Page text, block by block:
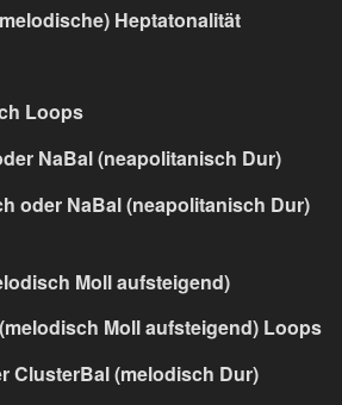
Heptatonalität
Loops
NaBal (neapolitanisch Dur)
oder NaBal (neapolitanisch Dur)
Moll aufsteigend)
Moll aufsteigend) Loops
ClusterBal (melodisch Dur)